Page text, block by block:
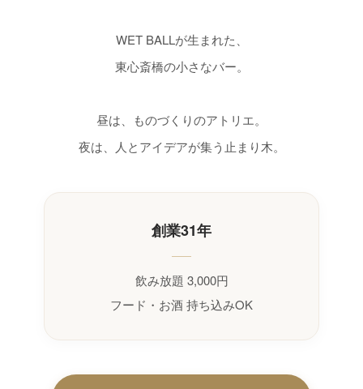
WET BALLが生まれた、
東心斎橋の小さなバー。
昼は、ものづくりのアトリエ。
夜は、人とアイデアが集う止まり木。
創業31年
飲み放題 3,000円
フード・お酒 持ち込みOK